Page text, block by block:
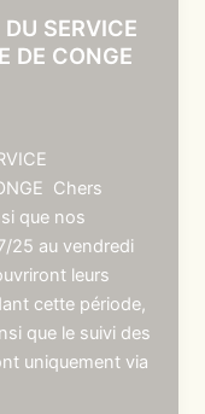
SERVICE
DE CONGE
Chers
que nos
25 au vendredi
leurs
cette période,
que le suivi des
uniquement via